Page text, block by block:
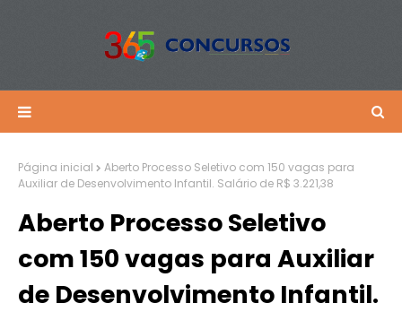
Página inicial
Aberto Processo Seletivo com 150 vagas para
Auxiliar de Desenvolvimento Infantil. Salário de R$ 3.221,38
Aberto Processo Seletivo
com 150 vagas para Auxiliar
de Desenvolvimento Infantil.